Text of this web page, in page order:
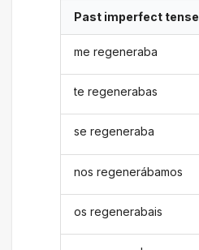
Past imperfect tense
me regeneraba
te regenerabas
se regeneraba
nos regenerábamos
os regenerabais